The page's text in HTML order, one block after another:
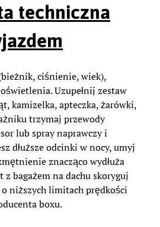
techniczna
ciśnienie, wiek),
Uzupełnij zestaw
kamizelka, apteczka, żarówki,
trzymaj przewody
lub spray naprawczy i
dłuższe odcinki w nocy, umyj
znacząco wydłuża
z bagażem na dachu skoryguj
niższych limitach prędkości
boxu.